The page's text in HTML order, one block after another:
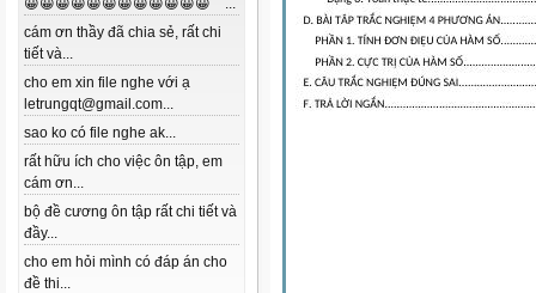
😀😀😀😀😀😀😀😀😀😀😀😀 ...
cám ơn thầy đã chia sẻ, rất chi
tiết và...
cho em xin file nghe với ạ
letrungqt@gmail.com...
sao ko có file nghe ak...
rất hữu ích cho việc ôn tập, em
cám ơn...
bộ đề cương ôn tập rất chi tiết và
đầy...
cho em hỏi mình có đáp án cho
đề thi...